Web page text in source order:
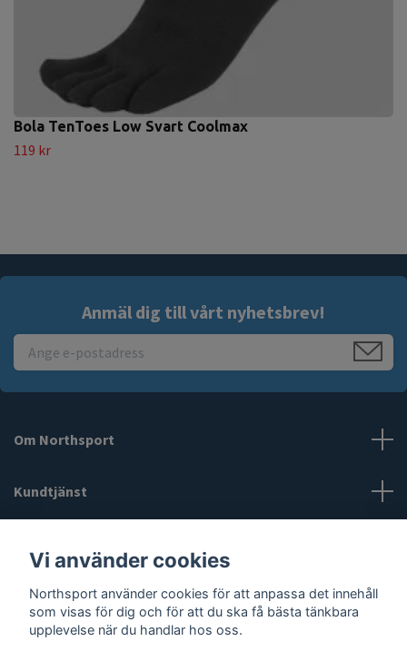
Bola TenToes Low Svart Coolmax
119 kr
Anmäl dig till vårt nyhetsbrev!
Om Northsport
Kundtjänst
Sociala medier
Vi använder cookies
Northsport använder cookies för att anpassa det innehåll
som visas för dig och för att du ska få bästa tänkbara
upplevelse när du handlar hos oss.